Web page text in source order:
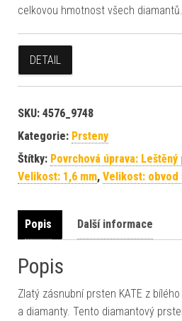
celkovou hmotnost všech diamantů.
DETAIL
SKU: 4576_9748
Kategorie: Prsteny
Štítky: Povrchová úprava: Leštěný
Velikost: 1,6 mm, Velikost: obvod
Popis Další informace
Popis
Zlatý zásnubní prsten KATE z
a diamanty. Tento diamantový